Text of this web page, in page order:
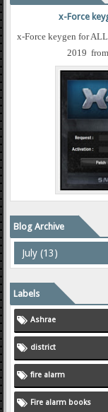
x-Force
x-Force keygen for
2019
Blog Archive
Labels
Ashrae
district
fire alarm
Fire alarm books